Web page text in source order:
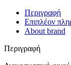
Περιγραφή
Επιπλέον
About brand
Περιγραφή